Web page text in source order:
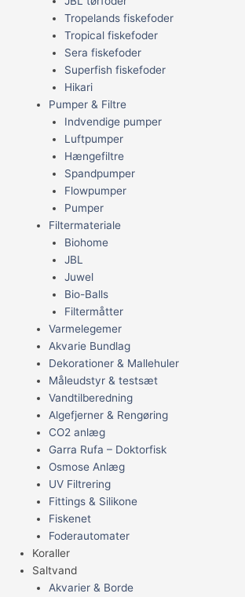
Tropelands fiskefoder
Tropical fiskefoder
Sera fiskefoder
Superfish fiskefoder
Hikari
Pumper & Filtre
Indvendige pumper
Luftpumper
Hængefiltre
Spandpumper
Flowpumper
Pumper
Filtermateriale
Biohome
JBL
Juwel
Bio-Balls
Filtermåtter
Varmelegemer
Akvarie Bundlag
Dekorationer & Mallehuler
Måleudstyr & testsæt
Vandtilberedning
Algefjerner & Rengøring
CO2 anlæg
Garra Rufa – Doktorfisk
Osmose Anlæg
UV Filtrering
Fittings & Silikone
Fiskenet
Foderautomater
Koraller
Saltvand
Akvarier & Borde